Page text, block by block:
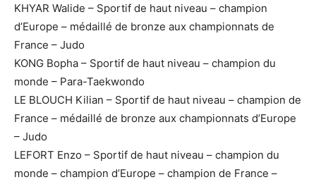
KHYAR Walide – Sportif de haut niveau – champion
d’Europe – médaillé de bronze aux championnats de
France – Judo
KONG Bopha – Sportif de haut niveau – champion du
monde – Para-Taekwondo
LE BLOUCH Kilian – Sportif de haut niveau – champion de
France – médaillé de bronze aux championnats d’Europe
– Judo
LEFORT Enzo – Sportif de haut niveau – champion du
monde – champion d’Europe – champion de France –